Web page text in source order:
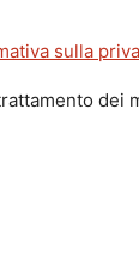
sulla
dei